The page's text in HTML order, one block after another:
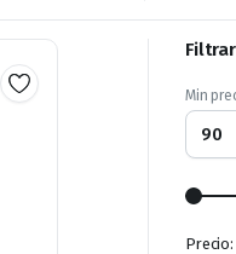
Min
Precio: